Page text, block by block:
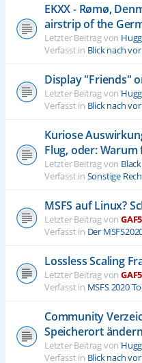
EKXX - Rømø,
airstrip of the
Letzter Beitrag von
Verfasst in Blick nach
Display "Friends"
Letzter Beitrag von
Verfasst in Blick nach
Kuriose
Flug, oder: Warum
Letzter Beitrag von
Verfasst in Sonstige
MSFS auf Linux?
Letzter Beitrag von
Verfasst in Der
Lossless Scaling
Letzter Beitrag von
Verfasst in MSFS 2020
Community
Speicherort
Letzter Beitrag von
Verfasst in Blick nach